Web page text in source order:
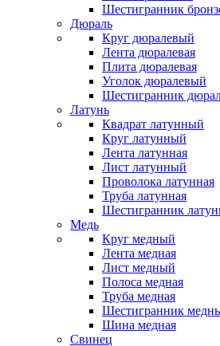
Шестигранник
Дюраль
Круг дюралевый
Лента дюралевая
Плита дюралевая
Уголок дюралевый
Шестигранник
Латунь
Квадрат латунный
Круг латунный
Лента латунная
Лист латунный
Проволока латунная
Труба латунная
Шестигранник
Медь
Круг медный
Лента медная
Лист медный
Полоса медная
Труба медная
Шестигранник
Шина медная
Свинец